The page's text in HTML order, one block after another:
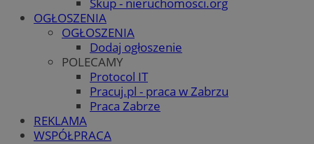
OGŁOSZENIA
OGŁOSZENIA
Dodaj ogłoszenie
POLECAMY
Protocol IT
Pracuj.pl - praca w Zabrzu
Praca Zabrze
REKLAMA
WSPÓŁPRACA